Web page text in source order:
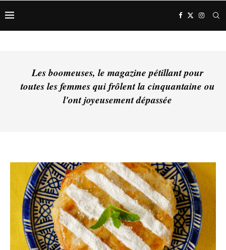
Les boomeuses, le magazine pétillant pour
toutes les femmes qui frôlent la cinquantaine ou
l'ont joyeusement dépassée